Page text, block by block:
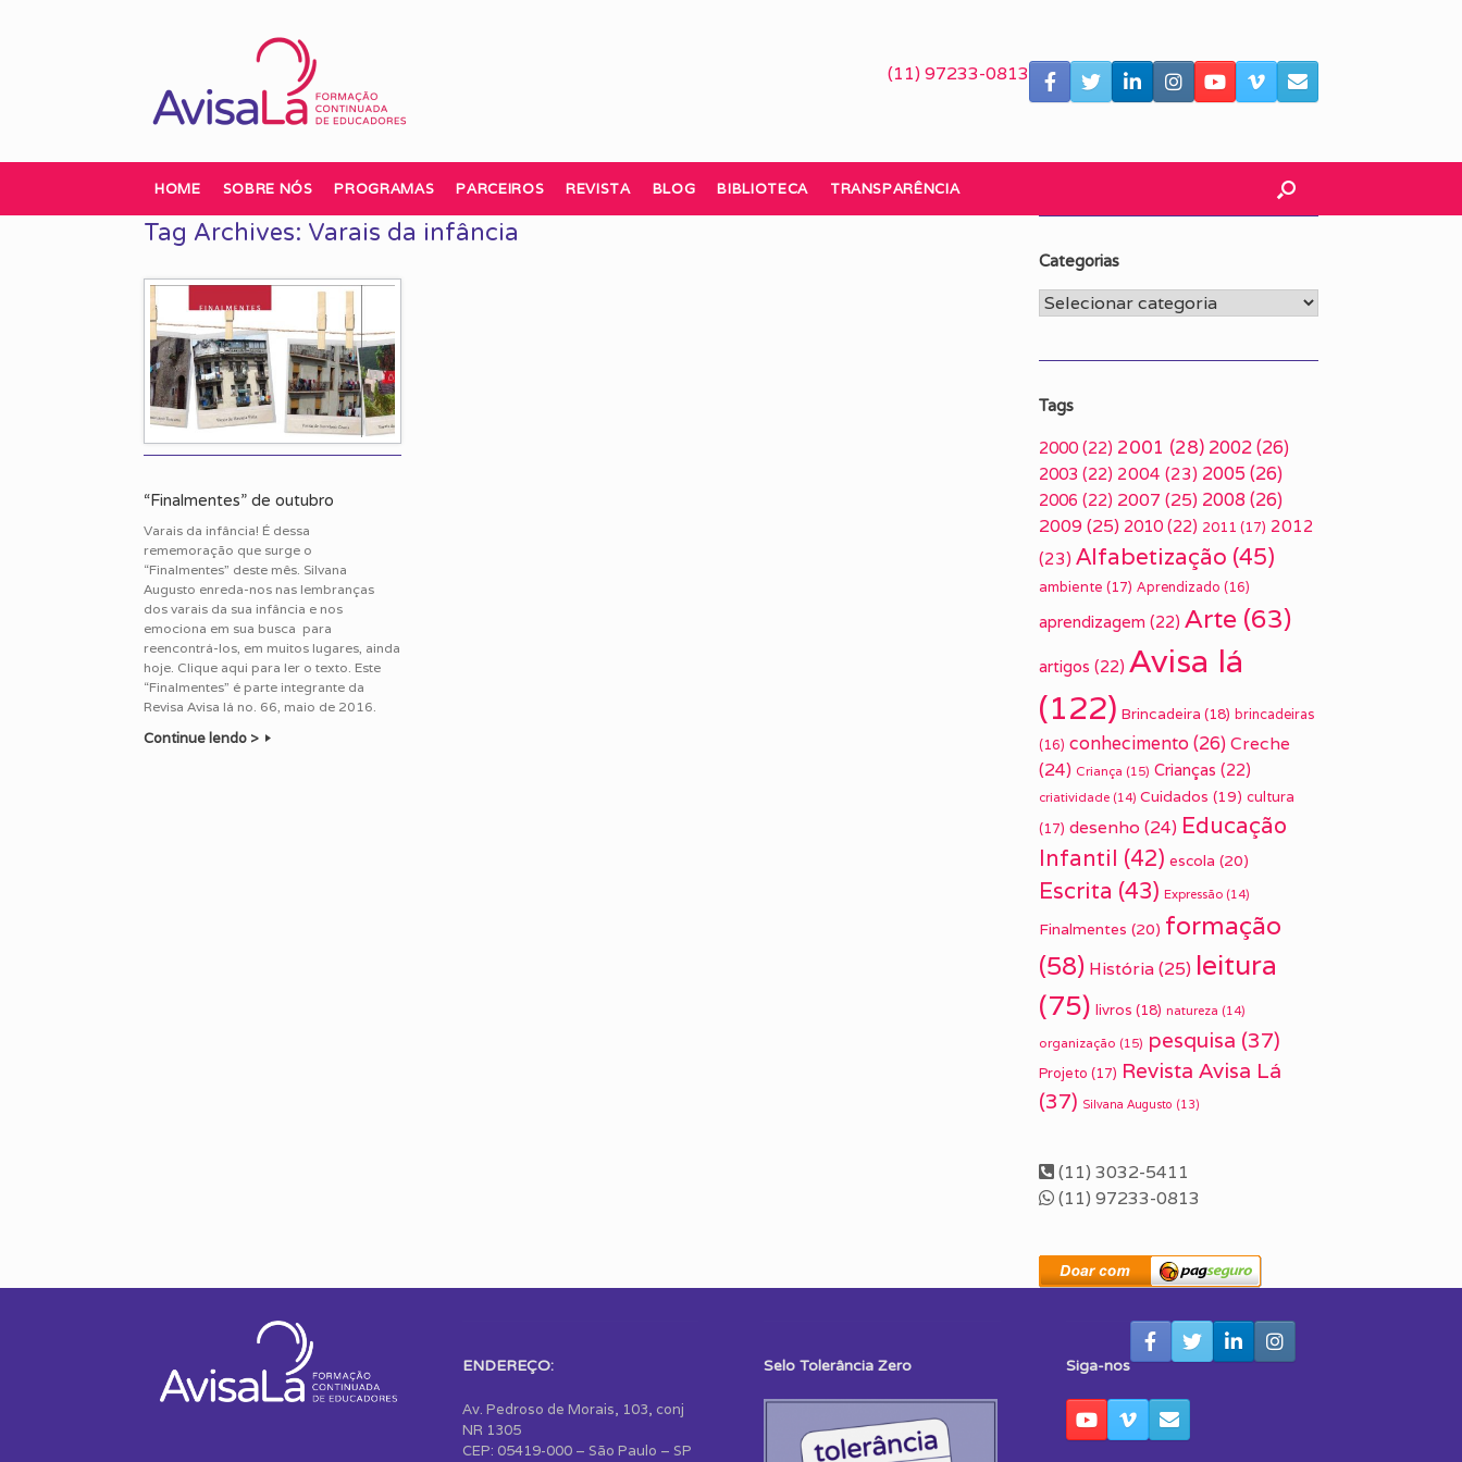
(11) 97233-0813
HOME SOBRE NÓS PROGRAMAS PARCEIROS REVISTA BLOG BIBLIOTECA TRANSPARÊNCIA
Tag Archives: Varais da infância
“Finalmentes” de outubro
Varais da infância! É dessa
rememoração que surge o
“Finalmentes” deste mês. Silvana
Augusto enreda-nos nas lembranças
dos varais da sua infância e nos
emociona em sua busca para
reencontrá-los, em muitos lugares, ainda
hoje. Clique aqui para ler o texto. Este
“Finalmentes” é parte integrante da
Revisa Avisa lá no. 66, maio de 2016.
Continue lendo >
Categorias
Categorias
Tags
2000 (22) 2001 (28) 2002(26)
2003 (22) 2004 (23) 2005 (26)
2006 (22) 2007 (25) 2008(26)
2009(25) 2010 (22) 2011 (17) 2012
(23) Alfabetização (45)
ambiente (17) Aprendizado (16)
aprendizagem (22) Arte (63)
artigos (22) Avisa lá
(122) Brincadeira (18) brincadeiras
(16) conhecimento(26) Creche
(24) Criança (15) Crianças (22)
criatividade (14) Cuidados (19) cultura
(17) desenho (24) Educação
Infantil (42) escola (20)
Escrita (43) Expressão (14)
Finalmentes (20) formação
(58) História(25) leitura
(75) livros (18) natureza (14)
organização (15) pesquisa (37)
Projeto (17) Revista Avisa Lá
(37) Silvana Augusto (13)
(11) 3032-5411
(11) 97233-0813
ENDEREÇO:
Av. Pedroso de Morais, 103, conj
NR 1305
CEP: 05419-000 – São Paulo – SP
Selo Tolerância Zero Siga-nos